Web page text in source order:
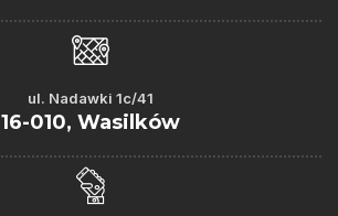
ul. Nadawki 1c/41
16-010, Wasilków